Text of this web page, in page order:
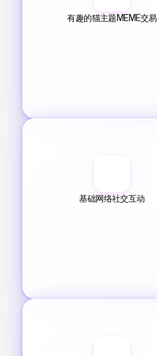
有趣的猫主题MEME交易
基础网络社交互动